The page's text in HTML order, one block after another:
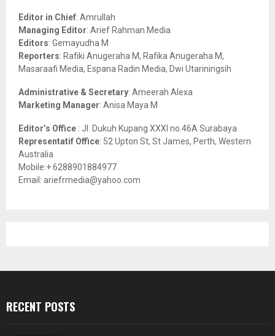
o
r
:
Editor in Chief: Amrullah
Managing Editor: Arief Rahman Media
Editors: Gemayudha M
Reporters: Rafiki Anugeraha M, Rafika Anugeraha M,
Masaraafi Media, Espana Radin Media, Dwi Utariningsih
Administrative & Secretary: Ameerah Alexa
Marketing Manager: Anisa Maya M
Editor’s Office : Jl. Dukuh Kupang XXXI no.46A Surabaya
Representatif Office: 52 Upton St, St James, Perth, Western
Australia
Mobile:+ 6288901884977
Email: ariefrmedia@yahoo.com
RECENT POSTS